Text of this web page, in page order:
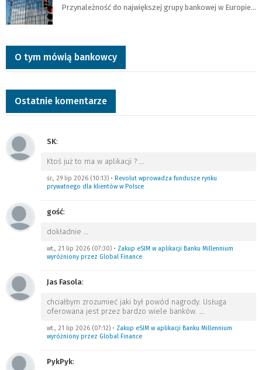
Przynależność do największej grupy bankowej w Europie…
O tym mówią bankowcy
Ostatnie komentarze
SK:
Ktoś już to ma w aplikacji ? …
śr., 29 lip 2026 (10:13) • Revolut wprowadza fundusze rynku
prywatnego dla klientów w Polsce
gość:
dokładnie …
wt., 21 lip 2026 (07:30) • Zakup eSIM w aplikacji Banku Millennium
wyróżniony przez Global Finance
Jas Fasola:
chciałbym zrozumieć jaki był powód nagrody. Usługa
oferowana jest przez bardzo wiele banków. …
wt., 21 lip 2026 (07:12) • Zakup eSIM w aplikacji Banku Millennium
wyróżniony przez Global Finance
PykPyk: